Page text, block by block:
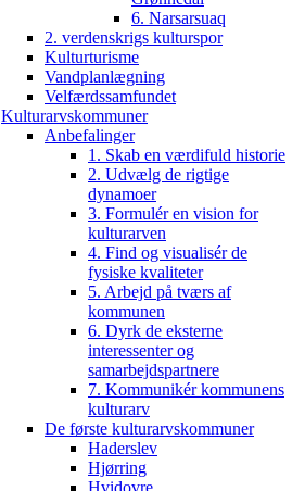
6. Narsarsuaq
2. verdenskrigs kulturspor
Kulturturisme
Vandplanlægning
Velfærdssamfundet
Kulturarvskommuner
Anbefalinger
1. Skab en værdifuld historie
2. Udvælg de rigtige
dynamoer
3. Formulér en vision for
kulturarven
4. Find og visualisér de
fysiske kvaliteter
5. Arbejd på tværs af
kommunen
6. Dyrk de eksterne
interessenter og
samarbejdspartnere
7. Kommunikér kommunens
kulturarv
De første kulturarvskommuner
Haderslev
Hjørring
Hvidovre